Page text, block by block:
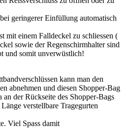
geringerer Einfüllung automatisch
mit einem Falldeckel zu schliessen (
sowie der Regenschirmhalter sind
und somit unverwüstlich!
kann man den
abnehmen und diesen Shopper-Bag
der Rückseite des Shopper-Bags
verstellbare Tragegurten
Viel Spass damit